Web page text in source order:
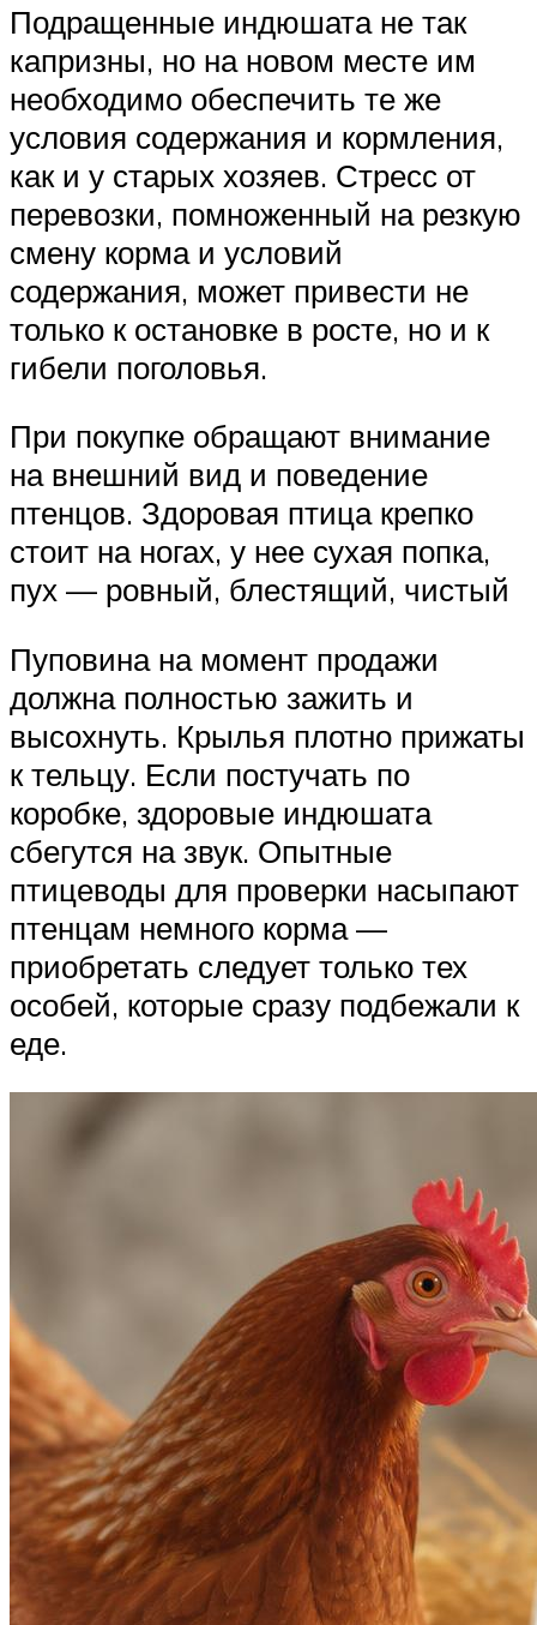
Подращенные индюшата не так
капризны, но на новом месте им
необходимо обеспечить те же
условия содержания и кормления,
как и у старых хозяев. Стресс от
перевозки, помноженный на резкую
смену корма и условий
содержания, может привести не
только к остановке в росте, но и к
гибели поголовья.
При покупке обращают внимание
на внешний вид и поведение
птенцов. Здоровая птица крепко
стоит на ногах, у нее сухая попка,
пух — ровный, блестящий, чистый
Пуповина на момент продажи
должна полностью зажить и
высохнуть. Крылья плотно прижаты
к тельцу. Если постучать по
коробке, здоровые индюшата
сбегутся на звук. Опытные
птицеводы для проверки насыпают
птенцам немного корма —
приобретать следует только тех
особей, которые сразу подбежали к
еде.